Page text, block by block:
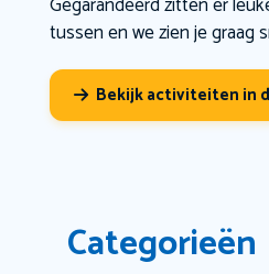
tussen en we zien je graag
Bekijk activiteiten in
Categorieën